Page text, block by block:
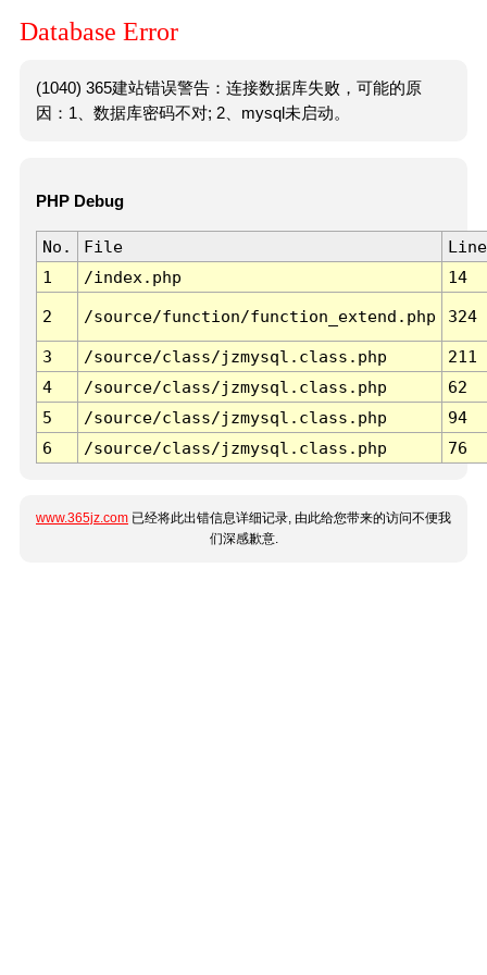
Database Error
(1040) 365建站错误警告：连接数据库失败，可能的原
因：1、数据库密码不对; 2、mysql未启动。
PHP Debug
No. File
Line
1
/index.php 14
2 /source/function/function_extend.php 324
3 /source/class/jzmysql.class.php
211
4
/source/class/jzmysql.class.php
62
5
/source/class/jzmysql.class.php
94
6
/source/class/jzmysql.class.php 76
www.365jz.com 已经将此出错信息详细记录, 由此给您带来的访问不便我
们深感歉意.